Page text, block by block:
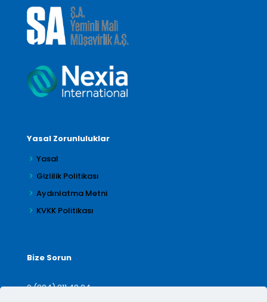
Yasal Zorunluluklar
Yasal
Gizlilik Politikası
Aydınlatma Metni
KVKK Politikası
Bize Sorun
0 (224) 211 42 24